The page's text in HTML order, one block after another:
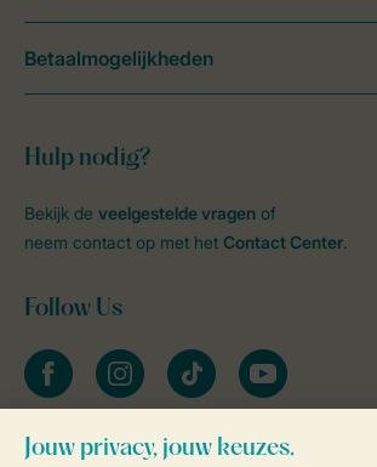
Hulp nodig?
Bekijk de veelgestelde vragen of
neem contact op met het Contact Center.
Follow Us
facebookinstagramtiktok youtube
Blijf op de hoogte
Betaalmogelijkheden